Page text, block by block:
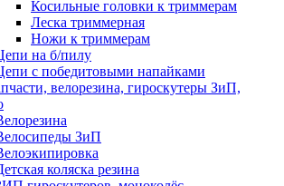
Косильные головки к триммерам
Леска триммерная
Ножи к триммерам
на б/пилу
с победитовыми напайками
велорезина, гироскутеры ЗиП,
ЗиП
коляска резина